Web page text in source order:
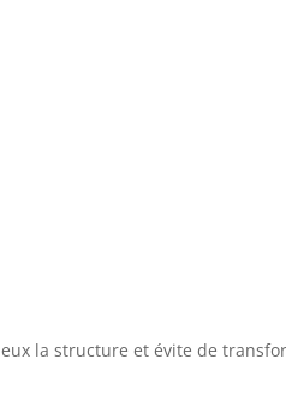
la structure et évite de